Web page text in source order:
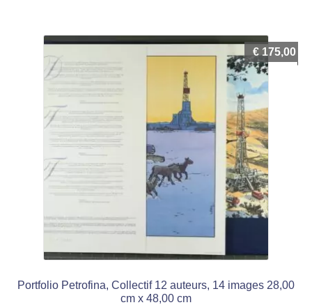
Portfolio Petrofina, Collectif 12 auteurs, 14 images 28,00
cm x 48,00 cm
€ 175,00